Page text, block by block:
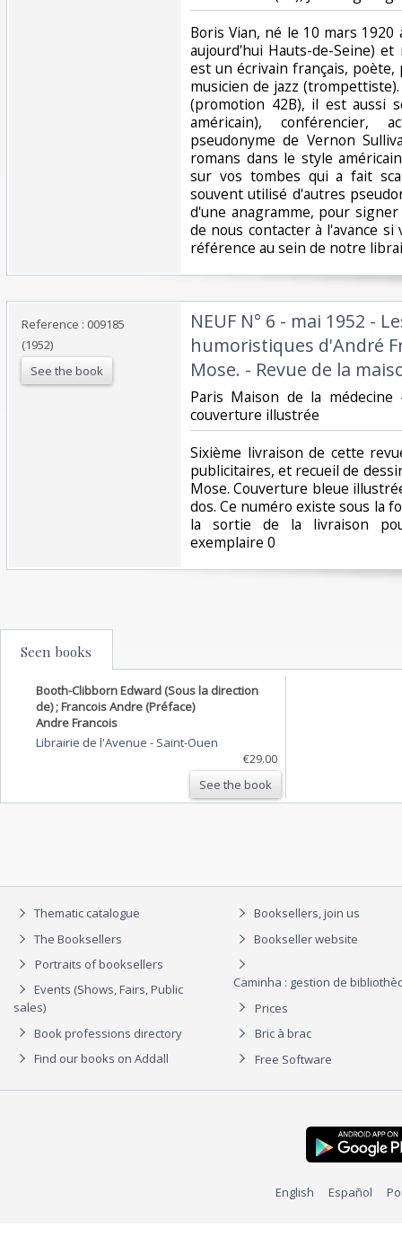
‎Boris Vian, né le 10 mars 1920
aujourd'hui Hauts-de-Seine)
est un écrivain français,
musicien de jazz
(promotion 42B), il est aussi
américain), conférencier,
pseudonyme de Vernon
romans dans le style
sur vos tombes qui a fait
souvent utilisé d'autres
d'une anagramme, pour
de nous contacter à l'avance
référence au sein de notre
Reference : 009185
(1952)
See the book
‎NEUF N° 6 - mai 1952 -
humoristiques d'André
Mose. - Revue de la
‎Paris Maison de la
couverture illustrée ‎
‎Sixième livraison de cette
publicitaires, et recueil de
Mose. Couverture bleue
dos. Ce numéro existe sous la
la sortie de la livraison
exemplaire 0‎
Seen books
Booth-Clibborn Edward (Sous la direction
de) ; Francois Andre (Préface)
Andre Francois
Librairie de l'Avenue - Saint-Ouen
€29.00
See the book
Thematic catalogue
The Booksellers
Portraits of booksellers
Events (Shows, Fairs, Public
sales)
Book professions directory
Find our books on Addall
Booksellers, join us
Bookseller website
Caminha : gestion de
Prices
Bric à brac
Free Software
English Español